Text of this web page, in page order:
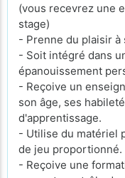
(vous recevrez une
stage)
- Prenne du plaisir à
- Soit intégré dans
épanouissement
- Reçoive un
son âge, ses
d'apprentissage.
- Utilise du matériel
de jeu proportionné.
- Reçoive une